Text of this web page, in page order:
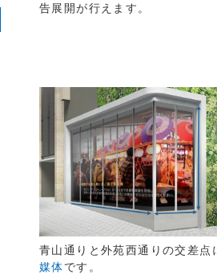
告展開が行えます。
青山通りと外苑西通りの交差点
媒体です。